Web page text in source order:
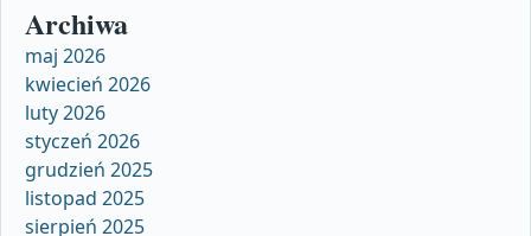
Archiwa
maj 2026
kwiecień 2026
luty 2026
styczeń 2026
grudzień 2025
listopad 2025
sierpień 2025